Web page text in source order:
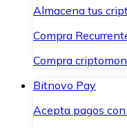
Almacena tus
Compra
Compra
Bitnovo Pay
Acepta pagos